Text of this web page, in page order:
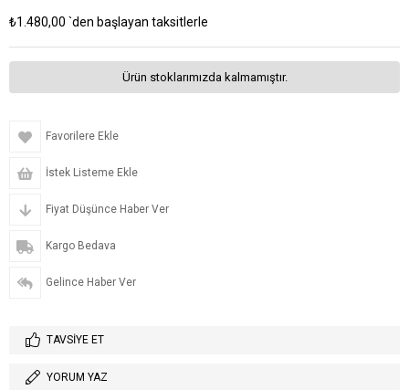
₺1.480,00 `den başlayan taksitlerle
Ürün stoklarımızda kalmamıştır.
Favorilere Ekle
İstek Listeme Ekle
Fiyat Düşünce Haber Ver
Kargo Bedava
Gelince Haber Ver
TAVSIYE ET
YORUM YAZ